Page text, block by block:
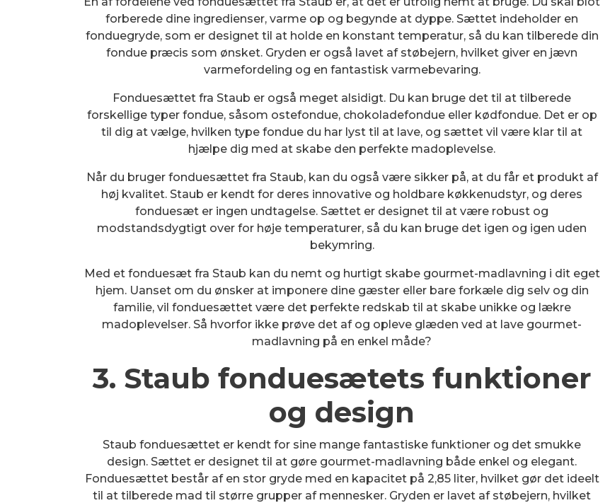
forberede dine ingredienser, varme op og begynde at dyppe. Sættet indeholder en
fonduegryde, som er designet til at holde en konstant temperatur, så du kan tilberede din
fondue præcis som ønsket. Gryden er også lavet af støbejern, hvilket giver en jævn
varmefordeling og en fantastisk varmebevaring.
Fonduesættet fra Staub er også meget alsidigt. Du kan bruge det til at tilberede
forskellige typer fondue, såsom ostefondue, chokoladefondue eller kødfondue. Det er op
til dig at vælge, hvilken type fondue du har lyst til at lave, og sættet vil være klar til at
hjælpe dig med at skabe den perfekte madoplevelse.
Når du bruger fonduesættet fra Staub, kan du også være sikker på, at du får et produkt af
høj kvalitet. Staub er kendt for deres innovative og holdbare køkkenudstyr, og deres
fonduesæt er ingen undtagelse. Sættet er designet til at være robust og
modstandsdygtigt over for høje temperaturer, så du kan bruge det igen og igen uden
bekymring.
Med et fonduesæt fra Staub kan du nemt og hurtigt skabe gourmet-madlavning i dit eget
hjem. Uanset om du ønsker at imponere dine gæster eller bare forkæle dig selv og din
familie, vil fonduesættet være det perfekte redskab til at skabe unikke og lækre
madoplevelser. Så hvorfor ikke prøve det af og opleve glæden ved at lave gourmet-
madlavning på en enkel måde?
3. Staub fonduesætets funktioner
og design
Staub fonduesættet er kendt for sine mange fantastiske funktioner og det smukke
design. Sættet er designet til at gøre gourmet-madlavning både enkel og elegant.
Fonduesættet består af en stor gryde med en kapacitet på 2,85 liter, hvilket gør det ideelt
til at tilberede mad til større grupper af mennesker. Gryden er lavet af støbejern, hvilket